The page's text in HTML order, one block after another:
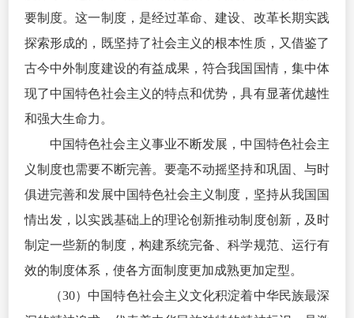
要制度。这一制度，是经过革命、建设、改革长期实践
探索形成的，既坚持了社会主义的根本性质，又借鉴了
古今中外制度建设的有益成果，符合我国国情，集中体
现了中国特色社会主义的特点和优势，具有显著优越性
和强大生命力。
中国特色社会主义事业不断发展，中国特色社会主
义制度也需要不断完善。要毫不动摇坚持和巩固、与时
俱进完善和发展中国特色社会主义制度，坚持从我国国
情出发，以实践基础上的理论创新推动制度创新，及时
制定一些新的制度，构建系统完备、科学规范、运行有
效的制度体系，使各方面制度更加成熟更加定型。
（30）中国特色社会主义文化积淀着中华民族最深